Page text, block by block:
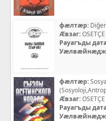
фæлтæр:
Æвзаг:OSETÇE
Рауагъды
фæлтæр:
Æвзаг:OSETÇE
Рауагъды